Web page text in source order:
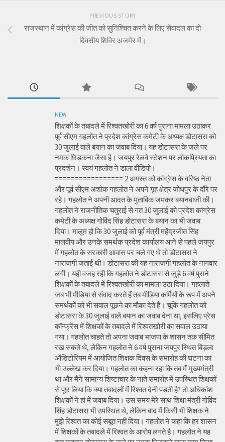
PREVIOUS STORY
राजस्थान में कांग्रेस की जीत को सुनिश्चित करने के लिए सेवादल का दो
दिवसीय शिविर अजमेर में।
NEW
शिक्षकों के तबादले में रिश्वतखोरी का 6 वर्ष पुराना मामला उठाकर
पूर्व सीएम गहलोत ने प्रदेश कांग्रेस कमेटी के अध्यक्ष डोटासरा को
30 जुलाई वाले बयान का जवाब दिया। यह डोटासरा के जले पर
नमक छिड़कना जैसा है। जयपुर रेलवे स्टेशन पर लोकप्रियता का
प्रदर्शन। स्वयं गहलोत ने डाला वीडियो।
================= 2 अगस्त को कांग्रेस के वरिष्ठ नेता
और पूर्व सीएम अशोक गहलोत ने अपने गृह क्षेत्र जोधपुर के दौरे पर
रहे। गहलोत ने अपनी आदत के मुताबिक जमकर बयानबाजी की।
गहलोत ने राजनीतिक चतुराई से गत 30 जुलाई को प्रदेश कांग्रेस
कमेटी के अध्यक्ष गोविंद सिंह डोटासरा के बयान का भी जवाब
दिया। मालूम हो कि 30 जुलाई को पूर्व मंत्री महेंद्रजीत सिंह
मालवीय और उनके समर्थक प्रदेश कार्यालय आने से पहले जयपुर
में गहलोत के सरकारी आवास पर चले गए थे तो डोटासरा ने
नाराजगी जताई थी। डोटासरा की यह नाराजगी गहलोत के नागवार
लगी। यही वजह रही कि गहलोत ने डोटासरा से जुड़े 6 वर्ष पुराने
शिक्षकों के तबादले में रिश्वतखोरी का मामला उठा दिया। गहलाते
जब भी मीडिया से संवाद करते हैं तब मीडिया कर्मियों के रूप में अपने
समर्थकों को भी सवाल पूछने का मौका देते हैं। चूंकि गहलोत को
डोटासरा के 30 जुलाई वाले बयान का जवाब देना था, इसलिए प्रेस
कॉन्फ्रेंस में शिक्षकों के तबादले में रिश्वतखोरी का सवाल उठाया
गया। गहलोत चाहते तो अपना जवाब भाजपा के शासन तक सीमित
रख सकते थे, लेकिन गहलोत ने 6 वर्ष पुराना जयपुर स्थित बिड़ला
ऑडिटोरियम में आयोजित शिक्षक दिवस के समारोह की घटना का
भी उल्लेख कर दिया। गहलोत का कहना रहा कि तब मैं मुख्यमंत्री
था और मैंने सामान्य शिष्टाचार के नाते समारोह में उपस्थित शिक्षकों
से पूछ लिया कि क्या तबादलों में रिश्वत देनी पड़ती है? तो अधिकांश
शिक्षकों ने हां में जवाब दिया। उस समय मेरे साथ शिक्षा मंत्री गोविंद
सिंह डोटासरा भी उपस्थित थे, लेकिन बाद में किसी भी शिक्षक ने
मुझे रिश्वत का कोई सबूत नहीं दिया। गहलोत ने कहा कि हर शासन
में शिक्षकों के तबादले में रिश्वत के आरोप लगते है। गहलोत ने यह